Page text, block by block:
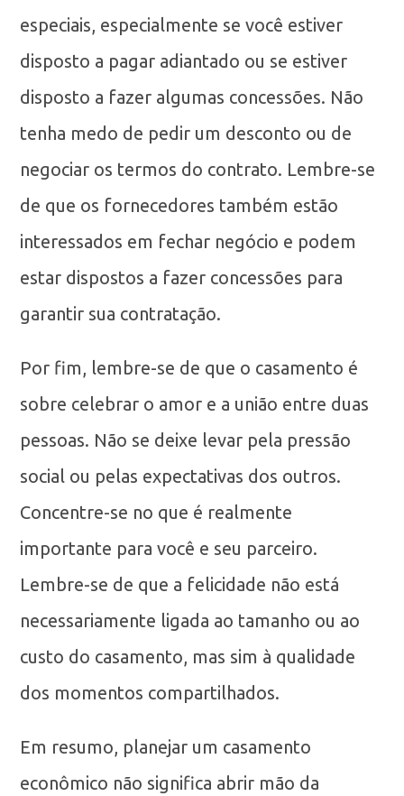
especiais, especialmente se você estiver
disposto a pagar adiantado ou se estiver
disposto a fazer algumas concessões. Não
tenha medo de pedir um desconto ou de
negociar os termos do contrato. Lembre-se
de que os fornecedores também estão
interessados em fechar negócio e podem
estar dispostos a fazer concessões para
garantir sua contratação.
Por fim, lembre-se de que o casamento é
sobre celebrar o amor e a união entre duas
pessoas. Não se deixe levar pela pressão
social ou pelas expectativas dos outros.
Concentre-se no que é realmente
importante para você e seu parceiro.
Lembre-se de que a felicidade não está
necessariamente ligada ao tamanho ou ao
custo do casamento, mas sim à qualidade
dos momentos compartilhados.
Em resumo, planejar um casamento
econômico não significa abrir mão da